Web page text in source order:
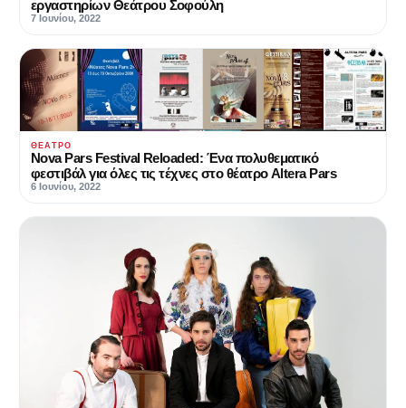
εργαστηρίων Θεάτρου Σοφούλη
7 Ιουνίου, 2022
ΘΈΑΤΡΟ
Nova Pars Festival Reloaded: Ένα πολυθεματικό
φεστιβάλ για όλες τις τέχνες στο θέατρο Altera Pars
6 Ιουνίου, 2022